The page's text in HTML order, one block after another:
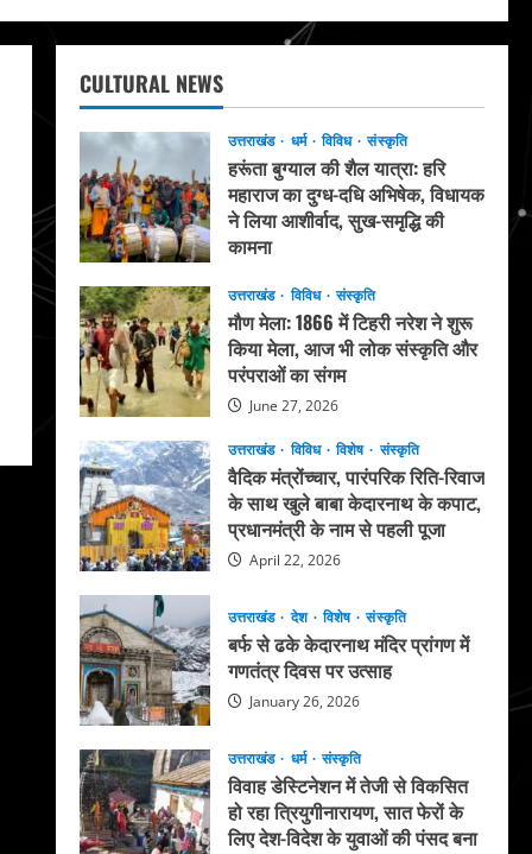
CULTURAL NEWS
उत्तराखंड धर्म विविध संस्कृति
हरूंता बुग्याल की शैल यात्रा: हरि
महाराज का दुग्ध-दधि अभिषेक, विधायक
ने लिया आशीर्वाद, सुख-समृद्धि की
कामना
उत्तराखंड
विविध संस्कृति
मौण मेला: 1866 में टिहरी नरेश ने शुरू
किया मेला, आज भी लोक संस्कृति और
परंपराओं का संगम
June 27, 2026
उत्तराखंड विविध विशेष संस्कृति
वैदिक मंत्रोंच्चार, पारंपरिक रिति-रिवाज
के साथ खुले बाबा केदारनाथ के कपाट,
प्रधानमंत्री के नाम से पहली पूजा
April 22, 2026
उत्तराखंड देश विशेष संस्कृति
बर्फ से ढके केदारनाथ मंदिर प्रांगण में
गणतंत्र दिवस पर उत्साह
January 26, 2026
उत्तराखंड धर्म संस्कृति
विवाह डेस्टिनेशन में तेजी से विकसित
हो रहा त्रियुगीनारायण, सात फेरों के
लिए देश-विदेश के युवाओं की पंसद बना